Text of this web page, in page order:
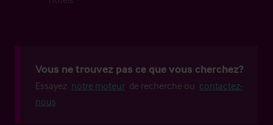
Vous ne trouvez pas ce que vous cherchez?
Essayez notre moteur de recherche ou contactez-
nous